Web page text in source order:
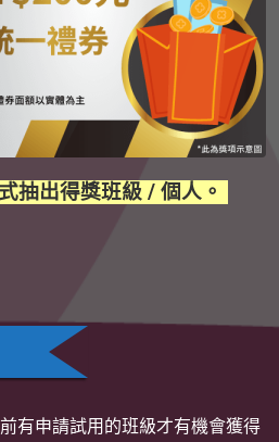
抽出得獎班級 / 個人。
有申請試用的班級才有機會獲得